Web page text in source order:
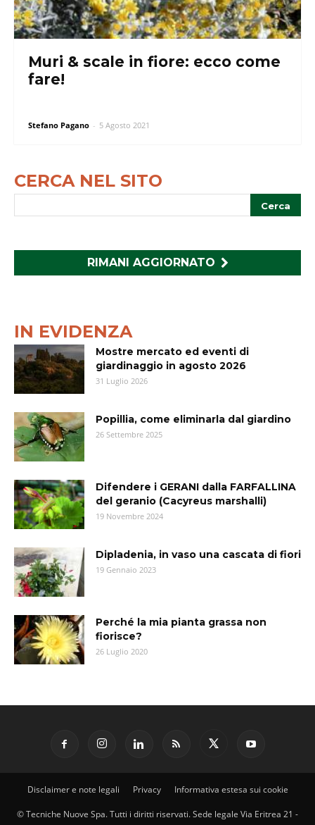
Muri & scale in fiore: ecco come
fare!
Stefano Pagano - 5 Agosto 2021
CERCA NEL SITO
RIMANI AGGIORNATO
IN EVIDENZA
Mostre mercato ed eventi di
giardinaggio in agosto 2026
31 Luglio 2026
Popillia, come eliminarla dal giardino
26 Settembre 2025
Difendere i GERANI dalla FARFALLINA
del geranio (Cacyreus marshalli)
19 Novembre 2024
Dipladenia, in vaso una cascata di fiori
19 Gennaio 2023
Perché la mia pianta grassa non
fiorisce?
26 Luglio 2020
Disclaimer e note legali Privacy Informativa estesa sui cookie
© Tecniche Nuove Spa. Tutti i diritti riservati. Sede legale Via Eritrea 21 -